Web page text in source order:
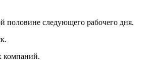
половине следующего рабочего дня.
компаний.